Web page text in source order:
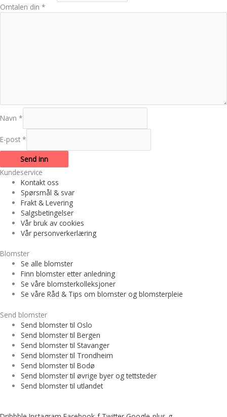
Omtalen din *
Navn *
E-post *
Kundeservice
Kontakt oss
Spørsmål & svar
Frakt & Levering
Salgsbetingelser
Vår bruk av cookies
Vår personverkerlæring
Blomster
Se alle blomster
Finn blomster etter anledning
Se våre blomsterkolleksjoner
Se våre Råd & Tips om blomster og blomsterpleie
Send blomster
Send blomster til Oslo
Send blomster til Bergen
Send blomster til Stavanger
Send blomster til Trondheim
Send blomster til Bodø
Send blomster til øvrige byer og tettsteder
Send blomster til utlandet